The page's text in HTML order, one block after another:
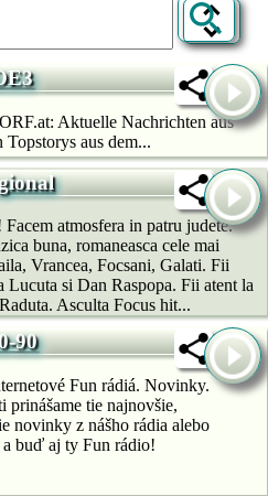
Aktuelle Nachrichten aus
aus dem...
atmosfera in patru judete.
buna, romaneasca cele mai
Vrancea, Focsani, Galati. Fii
si Dan Raspopa. Fii atent la
Asculta Focus hit...
90
Fun rádiá. Novinky.
prinášame tie najnovšie,
novinky z nášho rádia alebo
buď aj ty Fun rádio!